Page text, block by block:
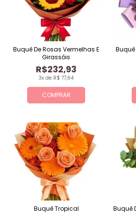
COMPRAR
3x de R$ 77,64
R$232,93
Buquê De Rosas Vermelhas E
Girassóis
Buquê Tropical Buquê